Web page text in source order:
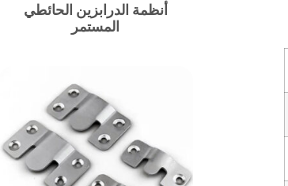
أنظمة الدرابزين الحائطي
المستمر